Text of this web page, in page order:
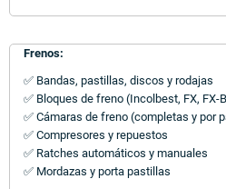
Frenos:
✅ Bandas, pastillas, discos y rodajas
✅ Bloques de freno (Incolbest, FX, FX-
✅ Cámaras de freno (completas y por
✅ Compresores y repuestos
✅ Ratches automáticos y manuales
✅ Mordazas y porta pastillas